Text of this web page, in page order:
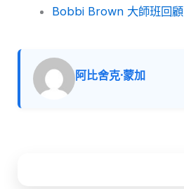
Bobbi Brown 大師班回顧
阿比舍克·蒙加